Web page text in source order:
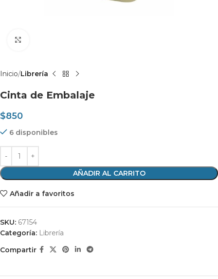
Inicio Librería
Cinta de Embalaje
$850
6 disponibles
AÑADIR AL CARRITO
Añadir a favoritos
SKU: 67154
Categoría: Librería
Compartir